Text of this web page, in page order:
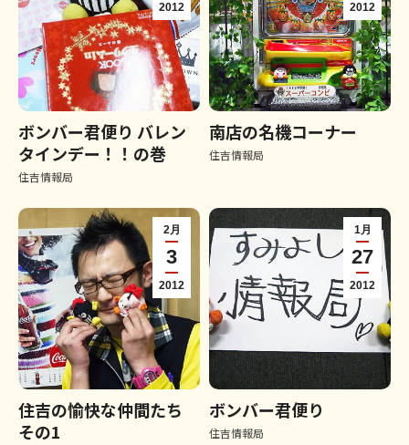
2012
ボンバー君便り バレン
タインデー！！の巻
住吉情報局
2012
南店の名機コーナー
住吉情報局
2月
3
2012
住吉の愉快な仲間たち
その1
1月
27
2012
ボンバー君便り
住吉情報局